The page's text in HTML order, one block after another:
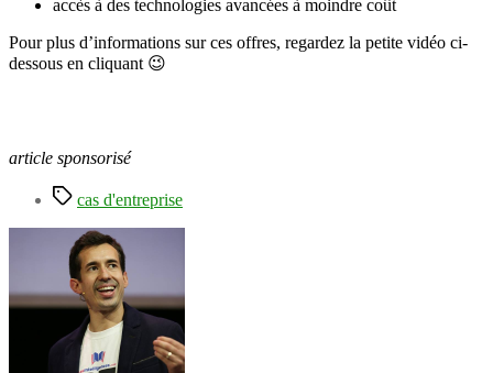
accès à des technologies avancées à moindre coût
Pour plus d’informations sur ces offres, regardez la petite vidéo ci-
dessous en cliquant 😉
article sponsorisé
Étiquettes
cas d'entreprise